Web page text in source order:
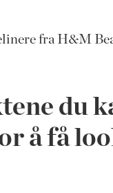
fra H&M
du
å få